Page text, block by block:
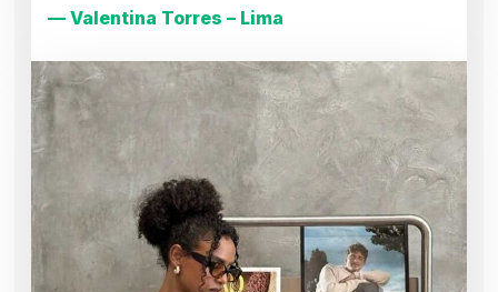
— Valentina Torres – Lima